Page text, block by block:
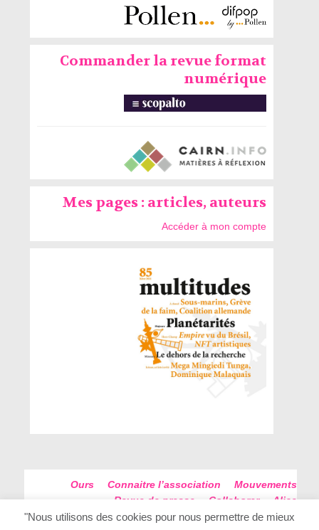
Commander la revue format
numérique
Mes pages : articles, auteurs
Accéder à mon compte
Ours Connaitre l’association
Mouvements
Revue de presse
Collaborer
Alice
Futur Antérieur
Plan du site
"Nous utilisons des cookies pour nous permettre de mieux